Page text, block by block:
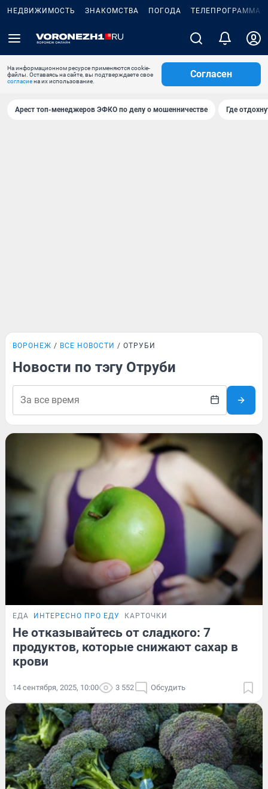
НЕДВИЖИМОСТЬ ЗНАКОМСТВА ПОГОДА ТЕЛЕПРОГРАММА
На информационном ресурсе применяются cookie-
файлы. Оставаясь на сайте, вы подтверждаете свое
согласиена их использование.
Согласен
Арест топ-менеджеров ЭФКО по делу о мошенничестве Где
ВОРОНЕЖ ВСЕ НОВОСТИ ОТРУБИ
Новости по тэгу Отруби
ЕДА ИНТЕРЕСНО ПРО ЕДУ КАРТОЧКИ
Не отказывайтесь от сладкого: 7
продуктов, которые снижают сахар в
крови
14 сентября, 2025, 10:00 3 552 Обсудить